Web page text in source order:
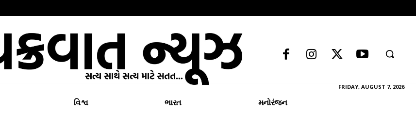
FRIDAY, AUGUST 7, 2026
વિશ્વ ભારત મનોરંજન